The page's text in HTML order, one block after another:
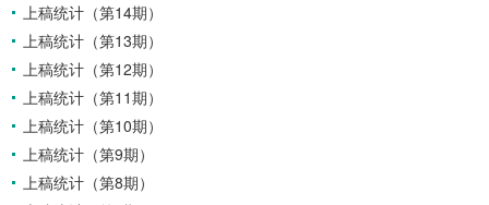
上稿统计（第14期）
上稿统计（第13期）
上稿统计（第12期）
上稿统计（第11期）
上稿统计（第10期）
上稿统计（第9期）
上稿统计（第8期）